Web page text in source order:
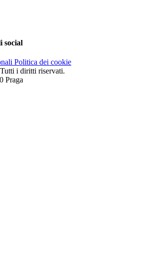
social
Politica dei cookie
i diritti riservati.
Praga